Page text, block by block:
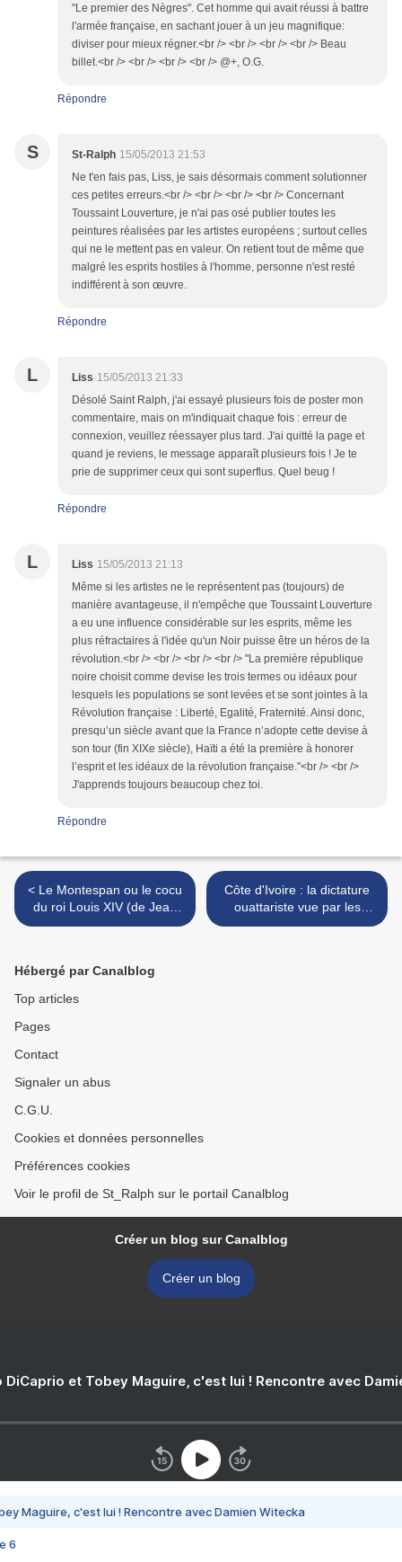
"Le premier des Nègres". Cet homme qui avait réussi à battre
l'armée française, en sachant jouer à un jeu magnifique:
diviser pour mieux régner.<br /> <br /> <br /> <br /> Beau
billet.<br /> <br /> <br /> <br /> @+, O.G.
Répondre
S St-Ralph 15/05/2013 21:53
Ne t'en fais pas, Liss, je sais désormais comment solutionner
ces petites erreurs.<br /> <br /> <br /> <br /> Concernant
Toussaint Louverture, je n'ai pas osé publier toutes les
peintures réalisées par les artistes européens ; surtout celles
qui ne le mettent pas en valeur. On retient tout de même que
malgré les esprits hostiles à l'homme, personne n'est resté
indifférent à son œuvre.
Répondre
L Liss 15/05/2013 21:33
Désolé Saint Ralph, j'ai essayé plusieurs fois de poster mon
commentaire, mais on m'indiquait chaque fois : erreur de
connexion, veuillez réessayer plus tard. J'ai quitté la page et
quand je reviens, le message apparaît plusieurs fois ! Je te
prie de supprimer ceux qui sont superflus. Quel beug !
Répondre
L Liss 15/05/2013 21:13
Même si les artistes ne le représentent pas (toujours) de
manière avantageuse, il n'empêche que Toussaint Louverture
a eu une influence considérable sur les esprits, même les
plus réfractaires à l'idée qu'un Noir puisse être un héros de la
révolution.<br /> <br /> <br /> <br /> "La première république
noire choisit comme devise les trois termes ou idéaux pour
lesquels les populations se sont levées et se sont jointes à la
Révolution française : Liberté, Egalité, Fraternité. Ainsi donc,
presqu’un siècle avant que la France n’adopte cette devise à
son tour (fin XIXe siècle), Haïti a été la première à honorer
l’esprit et les idéaux de la révolution française."<br /> <br />
J'apprends toujours beaucoup chez toi.
Répondre
< Le Montespan ou le cocu
du roi Louis XIV (de Jean
Teulé)
Côte d'Ivoire : la dictature
ouattariste vue par les
artistes ivoiriens et africains
Hébergé par Canalblog
Top articles
Pages
Contact
Signaler un abus
C.G.U.
Cookies et données personnelles
Préférences cookies
Voir le profil de St_Ralph sur le portail Canalblog
Créer un blog sur Canalblog
Créer un blog
DiCaprio et Tobey Maguire, c'est lui ! Rencontre avec
Maguire, c'est lui ! Rencontre avec Damien Witecka
6